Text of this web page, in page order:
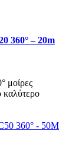
– 20m
μοίρες
καλύτερο